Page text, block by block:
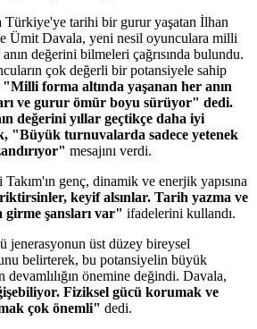
Türkiye'ye tarihi bir gurur yaşatan İlhan
Ümit Davala, yeni nesil oyunculara milli
değerini bilmeleri çağrısında bulundu.
çok değerli bir potansiyele sahip
"Milli forma altında yaşanan her anın
ve gurur ömür boyu sürüyor" dedi.
değerini yıllar geçtikçe daha iyi
"Büyük turnuvalarda sadece yetenek
mesajını verdi.
genç, dinamik ve enerjik yapısına
keyif alsınlar. Tarih yazma ve
girme şansları var" ifadelerini kullandı.
jenerasyonun üst düzey bireysel
belirterek, bu potansiyelin büyük
devamlılığın önemine değindi. Davala,
Fiziksel gücü korumak ve
çok önemli" dedi.